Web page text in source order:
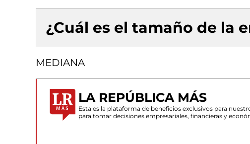
¿Cuál es el tamaño de la
MEDIANA
LA REPÚBLICA MÁS
Esta es la plataforma de beneficios exclusivos para
para tomar decisiones empresariales, financieras y